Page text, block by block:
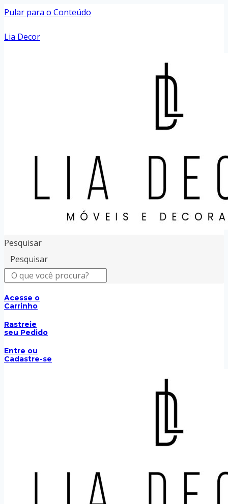
Pular para o Conteúdo
Lia Decor
Pesquisar
Pesquisar
Acesse o
Carrinho
Rastreie
seu Pedido
Entre ou
Cadastre-se